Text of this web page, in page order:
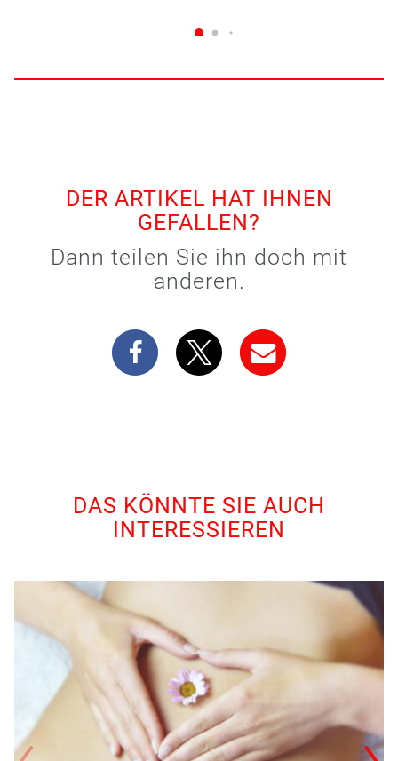
DER ARTIKEL HAT IHNEN
GEFALLEN?
Dann teilen Sie ihn doch mit
anderen.
DAS KÖNNTE SIE AUCH
INTERESSIEREN